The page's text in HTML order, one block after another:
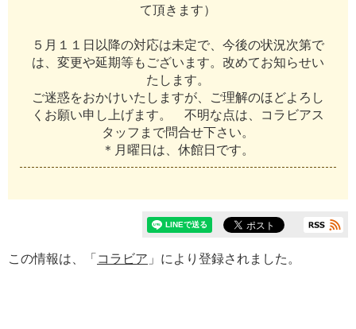
て頂き ま す）
５ 月 １ １ 日 以 降の対応は未定で 今後の状況次第で
は
変更や延期等も ござい ま す。 改めてお知らせい
た し ま す。
ご迷惑をおかけいた し ま すが ご理解のほ どよ ろ し
く お願い申 し 上げま す。 不明な点は コ ラ ビアス
タ ッフ ま で問合せ下さ い。
＊ 月 曜 日 は 休館日 です。
この情報は、「 コラビア 」により登録されました。